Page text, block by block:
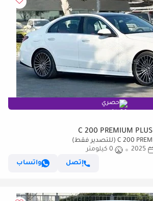
حصري
2025
0 كيلومتر
إتصل
واتساب